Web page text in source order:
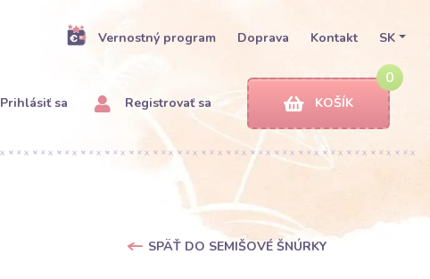
Vernostný program Doprava Kontakt SK
Prihlásiť sa Registrovať sa
0
KOŠÍK
SPÄŤ DO SEMIŠOVÉ ŠNÚRKY